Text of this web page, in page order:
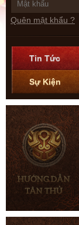
Quên mật khẩu ?
Tin Tức
Sự Kiện